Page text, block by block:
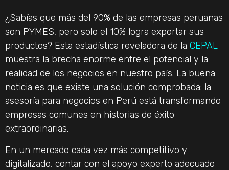
¿Sabías que más del 90% de las empresas peruanas
son PYMES, pero solo el 10% logra exportar sus
productos? Esta estadística reveladora de la CEPAL
muestra la brecha enorme entre el potencial y la
realidad de los negocios en nuestro país. La buena
noticia es que existe una solución comprobada: la
asesoría para negocios en Perú está transformando
empresas comunes en historias de éxito
extraordinarias.
En un mercado cada vez más competitivo y
digitalizado, contar con el apoyo experto adecuado